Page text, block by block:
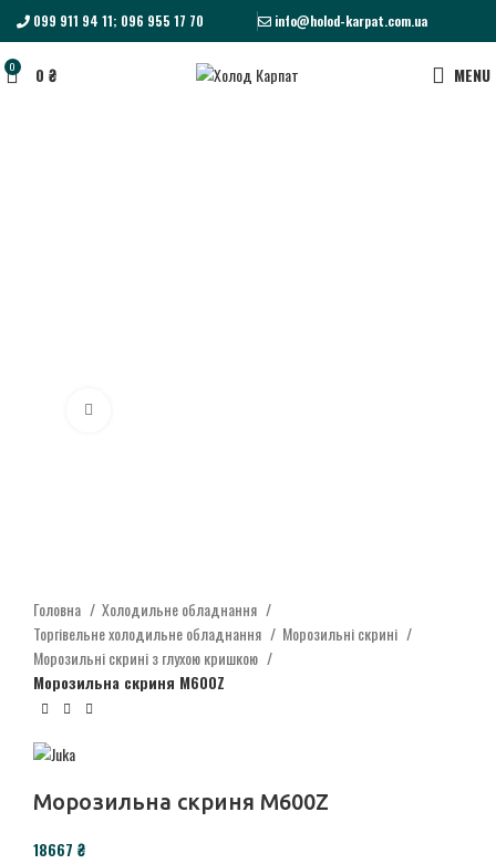
099 911 94 11; 096 955 17 70 info@holod-karpat.com.ua
0 0 ₴ MENU
Головна
Холодильне обладнання
Торгівельне холодильне обладнання
Морозильні скрині
Морозильні скрині з глухою кришкою
Морозильна скриня M600Z
Морозильна скриня M600Z
₴